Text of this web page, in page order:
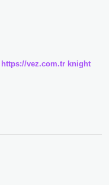
https://vez.com.tr knight